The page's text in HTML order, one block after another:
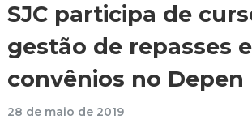
SJC participa de
gestão de repasses e
convênios no Depen
28 de maio de 2019